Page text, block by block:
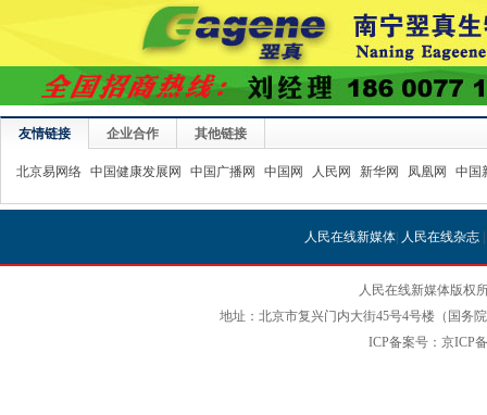
友情链接 企业合作 其他链接
北京易网络 中国健康发展网 中国广播网 中国网 人民网 新华网 凤凰网 中国
人民在线新媒体| 人民在线杂志|
人民在线新媒体版权
地址：北京市复兴门内大街45号4号楼（国务
ICP备案号：京ICP